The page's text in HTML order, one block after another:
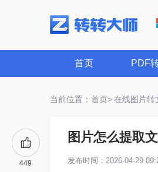
首页 PDF
当前位置：首页> 在线图片转
449
图片怎么提取
发布时间：2026-04-29